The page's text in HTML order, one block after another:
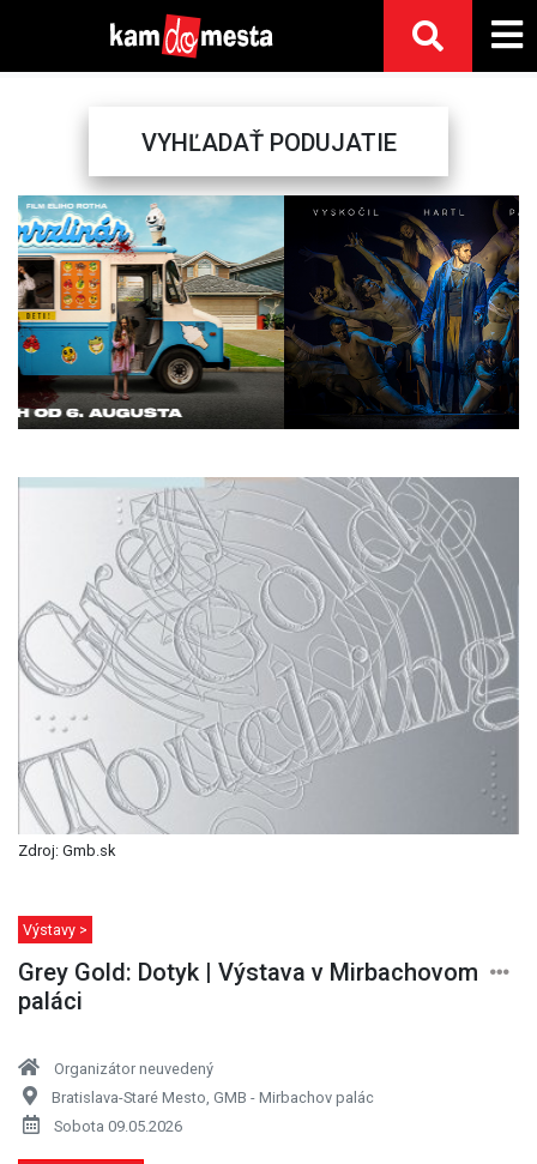
VYHĽADAŤ PODUJATIE
Previous Next
Zdroj: Gmb.sk
Výstavy >
Grey Gold: Dotyk | Výstava v Mirbachovom
paláci
Organizátor neuvedený
Bratislava-Staré Mesto, GMB - Mirbachov palác
Sobota 09.05.2026